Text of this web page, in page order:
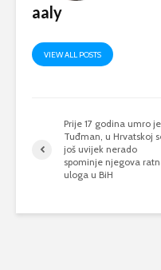
aaly
VIEW ALL POSTS
Prije 17 godina umro je
Tuđman, u Hrvatskoj
još uvijek nerado
spominje njegova
uloga u BiH